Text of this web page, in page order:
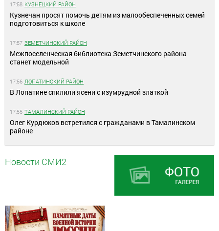
17:58 КУЗНЕЦКИЙ РАЙОН
Кузнечан просят помочь детям из малообеспеченных семей
подготовиться к школе
17:57 ЗЕМЕТЧИНСКИЙ РАЙОН
Межпоселенческая библиотека Земетчинского района
станет модельной
17:56 ЛОПАТИНСКИЙ РАЙОН
В Лопатине спилили ясени с изумрудной златкой
17:55 ТАМАЛИНСКИЙ РАЙОН
Олег Курдюков встретился с гражданами в Тамалинском
районе
Новости СМИ2